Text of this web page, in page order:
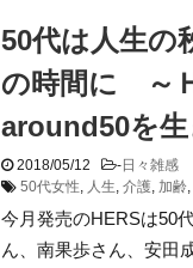
50代は人生の
の時間に ～
around50を
2018/05/12 -日々雑感
50代女性, 人生, 介護, 加齢,
今月発売のHERSは50
ん、南果歩さん、安田